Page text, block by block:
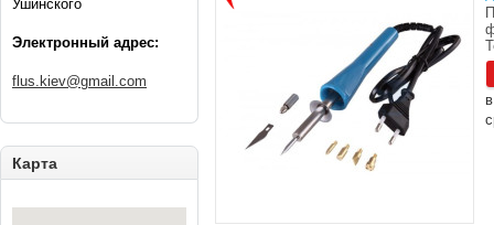
Ушинского
Электронный адрес:
flus.kiev@gmail.com
Карта